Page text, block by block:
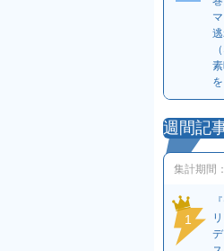
を
週間記
集計期間：
1